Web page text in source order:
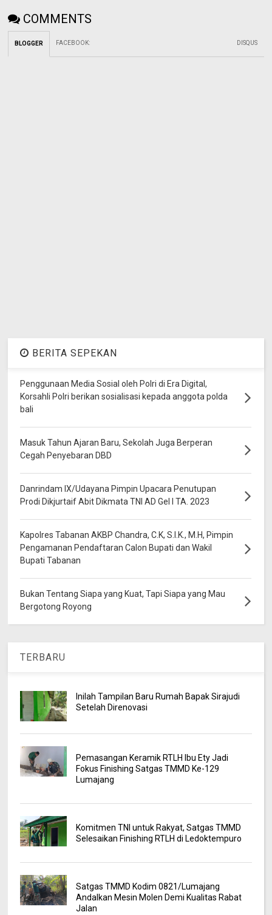
COMMENTS
BLOGGER FACEBOOK: DISQUS
BERITA SEPEKAN
Penggunaan Media Sosial oleh Polri di Era Digital,
Korsahli Polri berikan sosialisasi kepada anggota polda
bali
Masuk Tahun Ajaran Baru, Sekolah Juga Berperan
Cegah Penyebaran DBD
Danrindam IX/Udayana Pimpin Upacara Penutupan
Prodi Dikjurtaif Abit Dikmata TNI AD Gel I TA. 2023
Kapolres Tabanan AKBP Chandra, C.K, S.I.K., M.H, Pimpin
Pengamanan Pendaftaran Calon Bupati dan Wakil
Bupati Tabanan
Bukan Tentang Siapa yang Kuat, Tapi Siapa yang Mau
Bergotong Royong
TERBARU
Inilah Tampilan Baru Rumah Bapak Sirajudi
Setelah Direnovasi
Pemasangan Keramik RTLH Ibu Ety Jadi
Fokus Finishing Satgas TMMD Ke-129
Lumajang
Komitmen TNI untuk Rakyat, Satgas TMMD
Selesaikan Finishing RTLH di Ledoktempuro
Satgas TMMD Kodim 0821/Lumajang
Andalkan Mesin Molen Demi Kualitas Rabat
Jalan